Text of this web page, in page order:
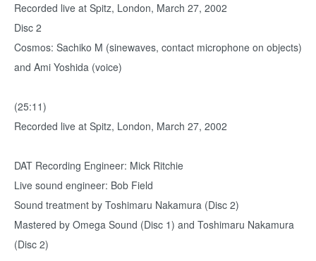
Recorded live at Spitz, London, March 27, 2002
Disc 2
Cosmos: Sachiko M (sinewaves, contact microphone on objects)
and Ami Yoshida (voice)
(25:11)
Recorded live at Spitz, London, March 27, 2002
DAT Recording Engineer: Mick Ritchie
Live sound engineer: Bob Field
Sound treatment by Toshimaru Nakamura (Disc 2)
Mastered by Omega Sound (Disc 1) and Toshimaru Nakamura
(Disc 2)